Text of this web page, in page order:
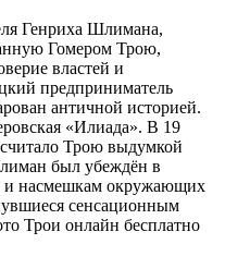
Генриха Шлимана,
Гомером Трою,
властей и
предприниматель
античной историей.
«Илиада». В 19
Трою выдумкой
был убеждён в
и насмешкам окружающих
сенсационным
Трои онлайн бесплатно